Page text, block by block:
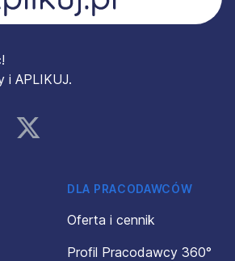
i APLIKUJ.
Instagram
DLA PRACODAWCÓW
Oferta i cennik
Profil Pracodawcy 360°